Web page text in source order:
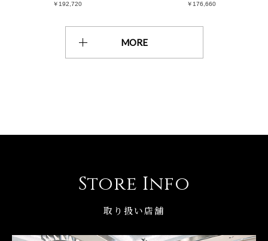
￥192,720 ￥176,660
MORE
Store Info
取り扱い店舗